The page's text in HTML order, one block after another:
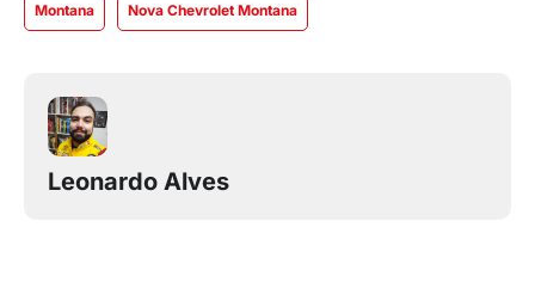
Montana Nova Chevrolet Montana
Leonardo Alves